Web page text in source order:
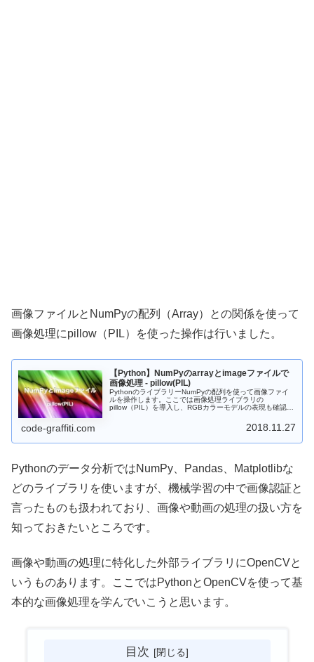
画像ファイルとNumPyの配列（Array）との関係を使って
画像処理にpillow（PIL）を使った操作は行いました。
【Python】NumPyのarrayとimageファイルで
画像処理 - pillow(PIL)
PythonのライブラリーNumPyの配列を使って画像ファイ
ルを操作します。ここでは画像処理ライブラリの
pillow（PIL）を導入し、RGBカラーモデルの表現も確認し
code-graffiti.com 2018.11.27
Pythonのデータ分析ではNumPy、Pandas、Matplotlibな
どのライブラリを使いますが、機械学習の中で画像認証と
言ったものも扱われており、画像や動画の処理の扱い方を
知っておきたいところです。
画像や動画の処理に特化した外部ライブラリにOpenCVと
いうものあります。ここではPythonとOpenCVを使って基
本的な画像処理を学んでいこうと思います。
目次